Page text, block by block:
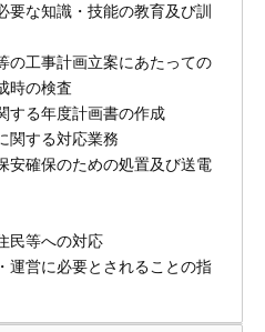
要な知識・技能の教育及び訓
の工事計画立案にあたっての
時の検査
する年度計画書の作成
関する対応業務
安確保のための処置及び送電
民等への対応
運営に必要とされることの指